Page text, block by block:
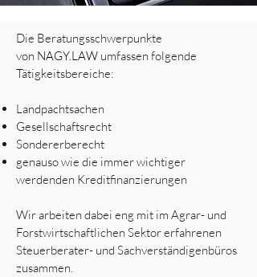
Die Beratungsschwerpunkte
von NAGY.LAW umfassen folgende
Tätigkeitsbereiche:
Landpachtsachen
Gesellschaftsrecht
Sondererberecht
genauso wie die immer wichtiger
werdenden Kreditfinanzierungen
Wir arbeiten dabei eng mit im Agrar- und
Forstwirtschaftlichen Sektor erfahrenen
Steuerberater- und Sachverständigenbüros
zusammen.